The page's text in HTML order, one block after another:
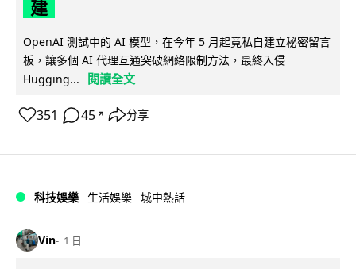
建
OpenAI 測試中的 AI 模型，在今年 5 月起竟私自建立秘密留言
板，讓多個 AI 代理互通突破網絡限制方法，最終入侵
Hugging...
閱讀全文
351 45 ↗ 分享
科技娛樂 生活娛樂 城中熱話
Vin 1 日